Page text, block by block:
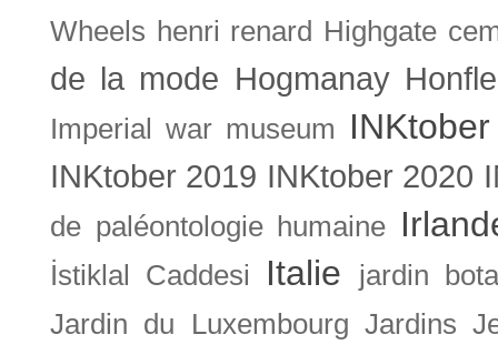
Wheels henri renard Highgate
de la mode Hogmanay
Imperial war museum INKtober
INKtober 2019 INKtober 2020
de paléontologie humaine
İstiklal Caddesi Italie
jardin
Jardin du Luxembourg Jardins